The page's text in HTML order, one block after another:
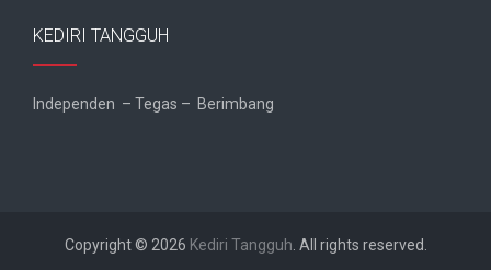
KEDIRI TANGGUH
Independen – Tegas – Berimbang
Copyright © 2026 Kediri Tangguh . All rights reserved.